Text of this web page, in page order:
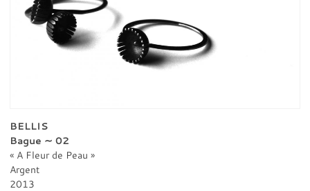
broche
bracelet
boucle d'oreille
VENTE EN LIGNE
EXPOSITIONS & SALONS
BELLIS
Bague ∼ 02
A Fleur de Peau
Argent
2013